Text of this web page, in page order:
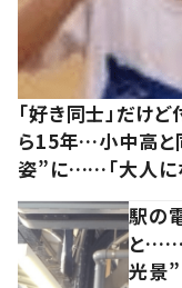
「好き同士」だけ
ら15年…小中高と
姿”に……「大人に
駅の
と……
光景”